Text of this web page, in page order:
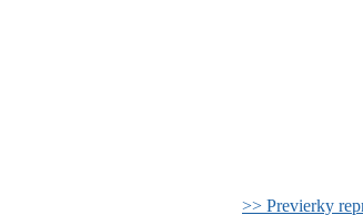
>> Previerky